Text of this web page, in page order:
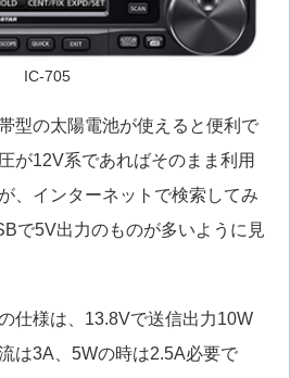
IC-705
型の太陽電池が使えると便利で
が12V系であればそのまま利用
、インターネットで検索してみ
で5V出力のものが多いように見
仕様は、13.8Vで送信出力10W
は3A、5Wの時は2.5A必要で